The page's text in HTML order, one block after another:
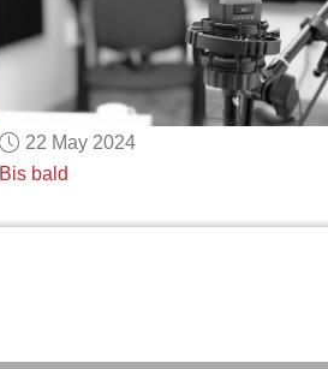
22 May 2024
Bis bald